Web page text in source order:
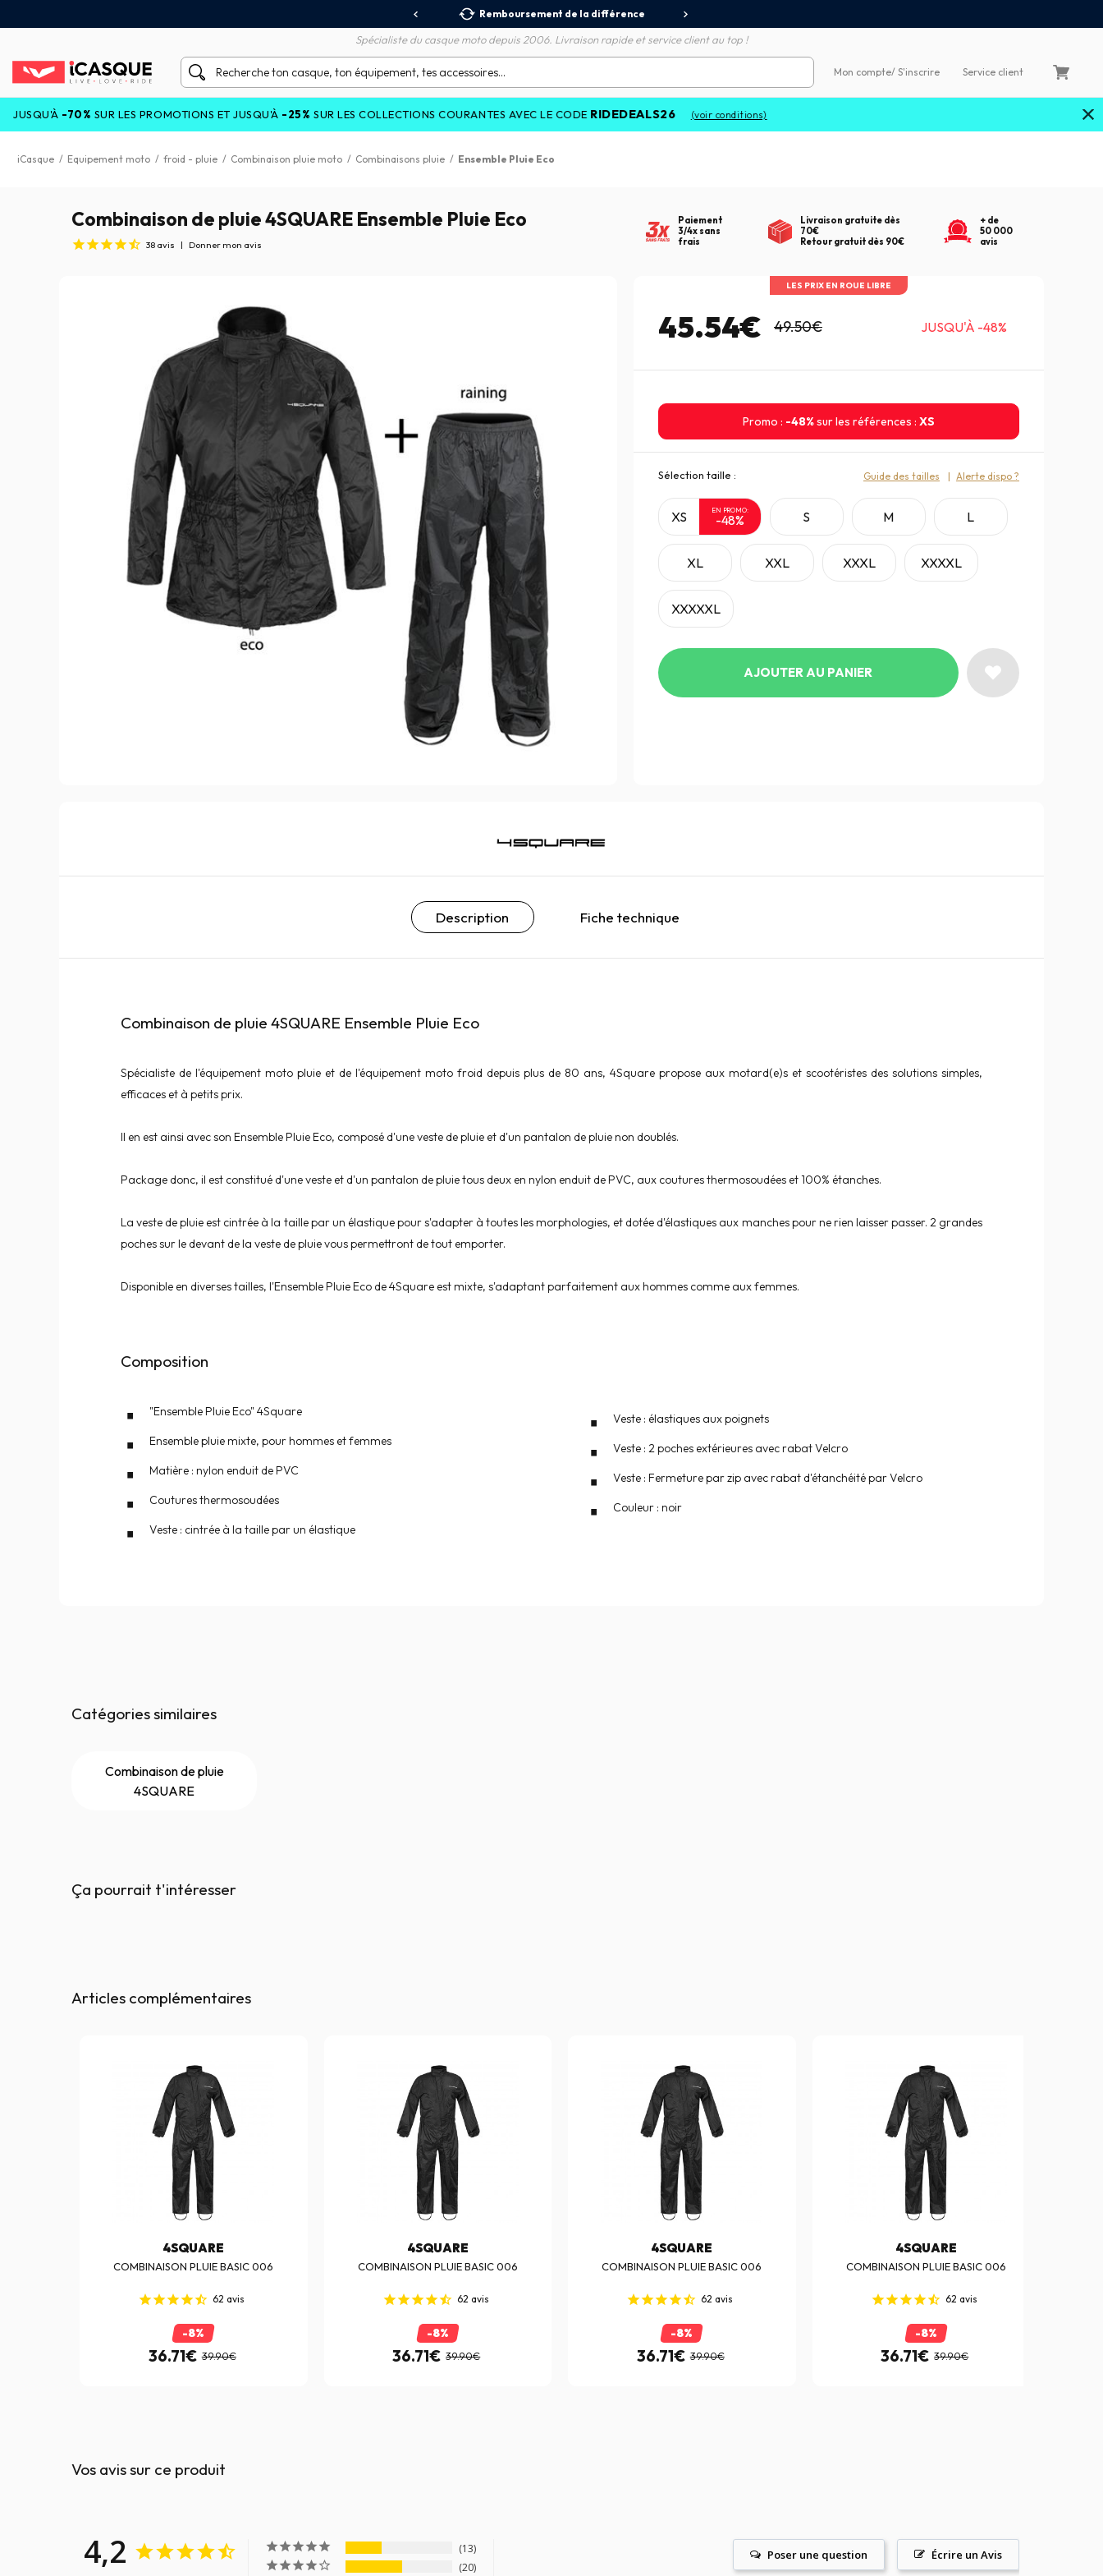
Remboursement de la différence
Spécialiste du casque moto depuis 2006. Livraison rapide et service client au top !
Mon compte/ S'inscrire Service client
SUR LES PROMOTIONS ET JUSQU'À-25%SUR LES COLLECTIONS COURANTES AVEC LE CODERIDEDEALS26 (voir conditions)
iCasque / Equipement moto / froid - pluie / Combinaison pluie moto / Combinaisons pluie / Ensemble Pluie Eco
Combinaison de pluie 4SQUARE Ensemble Pluie Eco
38 avis | Donner mon avis
Paiement
3/4x sans
frais
Livraison gratuite dès
70€
Retour gratuit dès 90€
+ de
50 000
avis
LES PRIX EN ROUE LIBRE
45.54€ 49.50€ JUSQU'À -48%
Promo : -48%sur les références : XS
Sélection taille :
XS EN PROMO:
-48% S M L
XL XXL XXXL XXXXL
XXXXXL
Guide des tailles Alerte dispo ?
AJOUTER AU PANIER
Description Fiche technique
Combinaison de pluie 4SQUARE Ensemble Pluie Eco
Spécialiste de l'équipement moto pluie et de l'équipement moto froid depuis plus de 80 ans, 4Square propose aux motard(e)s et scootéristes des solutions simples,
efficaces et à petits prix.
Il en est ainsi avec son Ensemble Pluie Eco, composé d'une veste de pluie et d'un pantalon de pluie non doublés.
Package donc, il est constitué d'une veste et d'un pantalon de pluie tous deux en nylon enduit de PVC, aux coutures thermosoudées et 100% étanches.
La veste de pluie est cintrée à la taille par un élastique pour s'adapter à toutes les morphologies, et dotée d'élastiques aux manches pour ne rien laisser passer. 2 grandes
poches sur le devant de la veste de pluie vous permettront de tout emporter.
Disponible en diverses tailles, l'Ensemble Pluie Eco de 4Square est mixte, s'adaptant parfaitement aux hommes comme aux femmes.
Composition
"Ensemble Pluie Eco" 4Square
Ensemble pluie mixte, pour hommes et femmes
Matière : nylon enduit de PVC
Coutures thermosoudées
Veste : cintrée à la taille par un élastique
Veste : élastiques aux poignets
Veste : 2 poches extérieures avec rabat Velcro
Veste : Fermeture par zip avec rabat d'étanchéité par Velcro
Couleur : noir
Catégories similaires
Combinaison de pluie
4SQUARE
Ça pourrait t'intéresser
Articles complémentaires
4SQUARE
COMBINAISON PLUIE BASIC 006
62 avis
-8%
36.71€ 39.90€
4SQUARE
COMBINAISON PLUIE BASIC 006
62 avis
-8%
36.71€ 39.90€
4SQUARE
COMBINAISON PLUIE BASIC 006
62 avis
-8%
36.71€ 39.90€
4SQUARE
COMBINAISON PLUIE BASIC 006
62 avis
-8%
36.71€ 39.90€
Vos avis sur ce produit
4,2
13
20
Écrire un Avis
Poser une question